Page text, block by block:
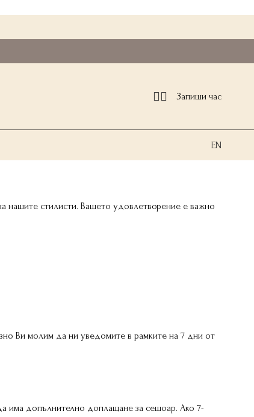
Запиши час
EN
нашите стилисти. Вашето удовлетворение е важно
Ви молим да ни уведомите в рамките на 7 дни от
има допълнително доплащане за сешоар. Ако 7-